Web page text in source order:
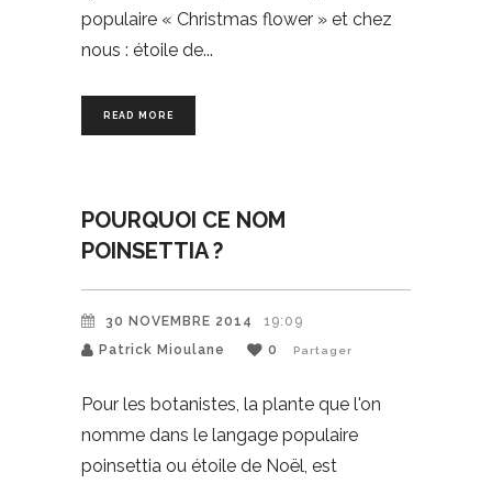
populaire « Christmas flower » et chez
nous : étoile de
READ MORE
POURQUOI CE NOM
POINSETTIA ?
30 NOVEMBRE 2014
19:09
Patrick Mioulane
0 Partager
Pour les botanistes, la plante que l'on
nomme dans le langage populaire
poinsettia ou étoile de Noël, est